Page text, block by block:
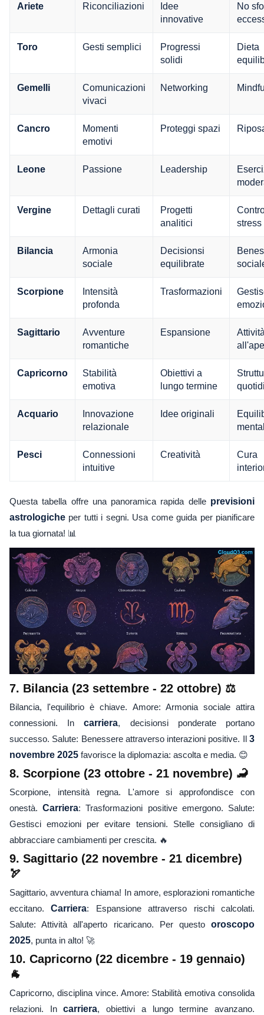
Ariete Riconciliazioni
Idee
innovative
No
Toro Gesti semplici
Progressi
solidi
Dieta
Gemelli
Comunicazioni
vivaci
Networking
Cancro
Momenti
emotivi
Proteggi spazi
Leone Passione Leadership
Vergine Dettagli curati
Progetti
analitici
stress
Bilancia
Armonia
sociale
Decisionsi
equilibrate
Scorpione
Intensità
profonda
Trasformazioni
Sagittario
Avventure
romantiche
Espansione
Capricorno
Stabilità
emotiva
Obiettivi a
lungo termine
Acquario
Innovazione
relazionale
Idee originali
Pesci
Connessioni
intuitive
Creatività
Cura
Questa tabella offre una panoramica rapida delle previsioni
astrologiche per tutti i segni. Usa come guida per pianificare
la tua giornata! 📊
7. Bilancia (23 settembre - 22 ottobre) ⚖️
Bilancia, l'equilibrio è chiave. Amore: Armonia sociale attira
connessioni. Incarriera, decisionsi ponderate portano
successo. Salute: Benessere attraverso interazioni positive. Il 3
novembre 2025 favorisce la diplomazia: ascolta e media. 😊
8. Scorpione (23 ottobre - 21 novembre) 🦂
Scorpione, intensità regna. L'amore si approfondisce con
onestà.Carriera: Trasformazioni positive emergono. Salute:
Gestisci emozioni per evitare tensioni. Stelle consigliano di
abbracciare cambiamenti per crescita. 🔥
9. Sagittario (22 novembre - 21 dicembre)
🏹
Sagittario, avventura chiama! In amore, esplorazioni romantiche
eccitano.Carriera: Espansione attraverso rischi calcolati.
Salute: Attività all'aperto ricaricano. Per questo oroscopo
2025, punta in alto! 🚀
10. Capricorno (22 dicembre - 19 gennaio)
🐐
Capricorno, disciplina vince. Amore: Stabilità emotiva consolida
relazioni. Incarriera, obiettivi a lungo termine avanzano.